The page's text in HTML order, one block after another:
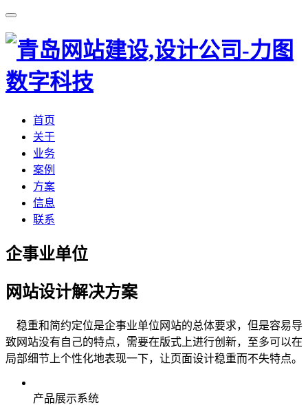
首页
关于
业务
案例
方案
信息
联系
企事业单位
网站设计解决方案
稳重和简约定位是企事业单位网站的总体要求，但是容易导
致网站没有自己的特点，需要在版式上进行创新，至多可以在
局部细节上个性化地表现一下，让页面设计稳重而不失特点。
产品展示系统